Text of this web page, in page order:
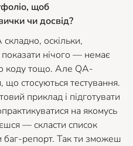
щоб
чи досвід?
оскільки,
нічого — немає
коду тощо. Але QA-
що стосуються тестування.
приклад і підготувати
на якомусь
— скласти список
баг-репорт. Так ти зможеш